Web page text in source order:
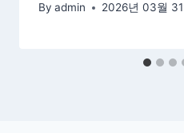
By admin 2026년 03월 31